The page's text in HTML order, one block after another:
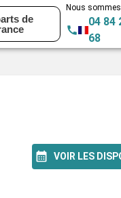
de
Nous sommes
04 84
68
VOIR LES